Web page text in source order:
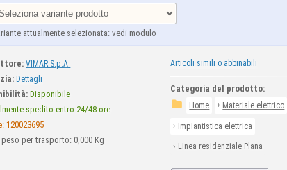
attualmente selezionata: vedi modulo
VIMAR S.p.A.
Dettagli
Disponibile
spedito entro 24/48 ore
120023695
per trasporto: 0,000 Kg
Articoli simili o abbinabili
Categoria del prodotto:
Home › Materiale elettrico
› Impiantistica elettrica
› Linea residenziale Plana